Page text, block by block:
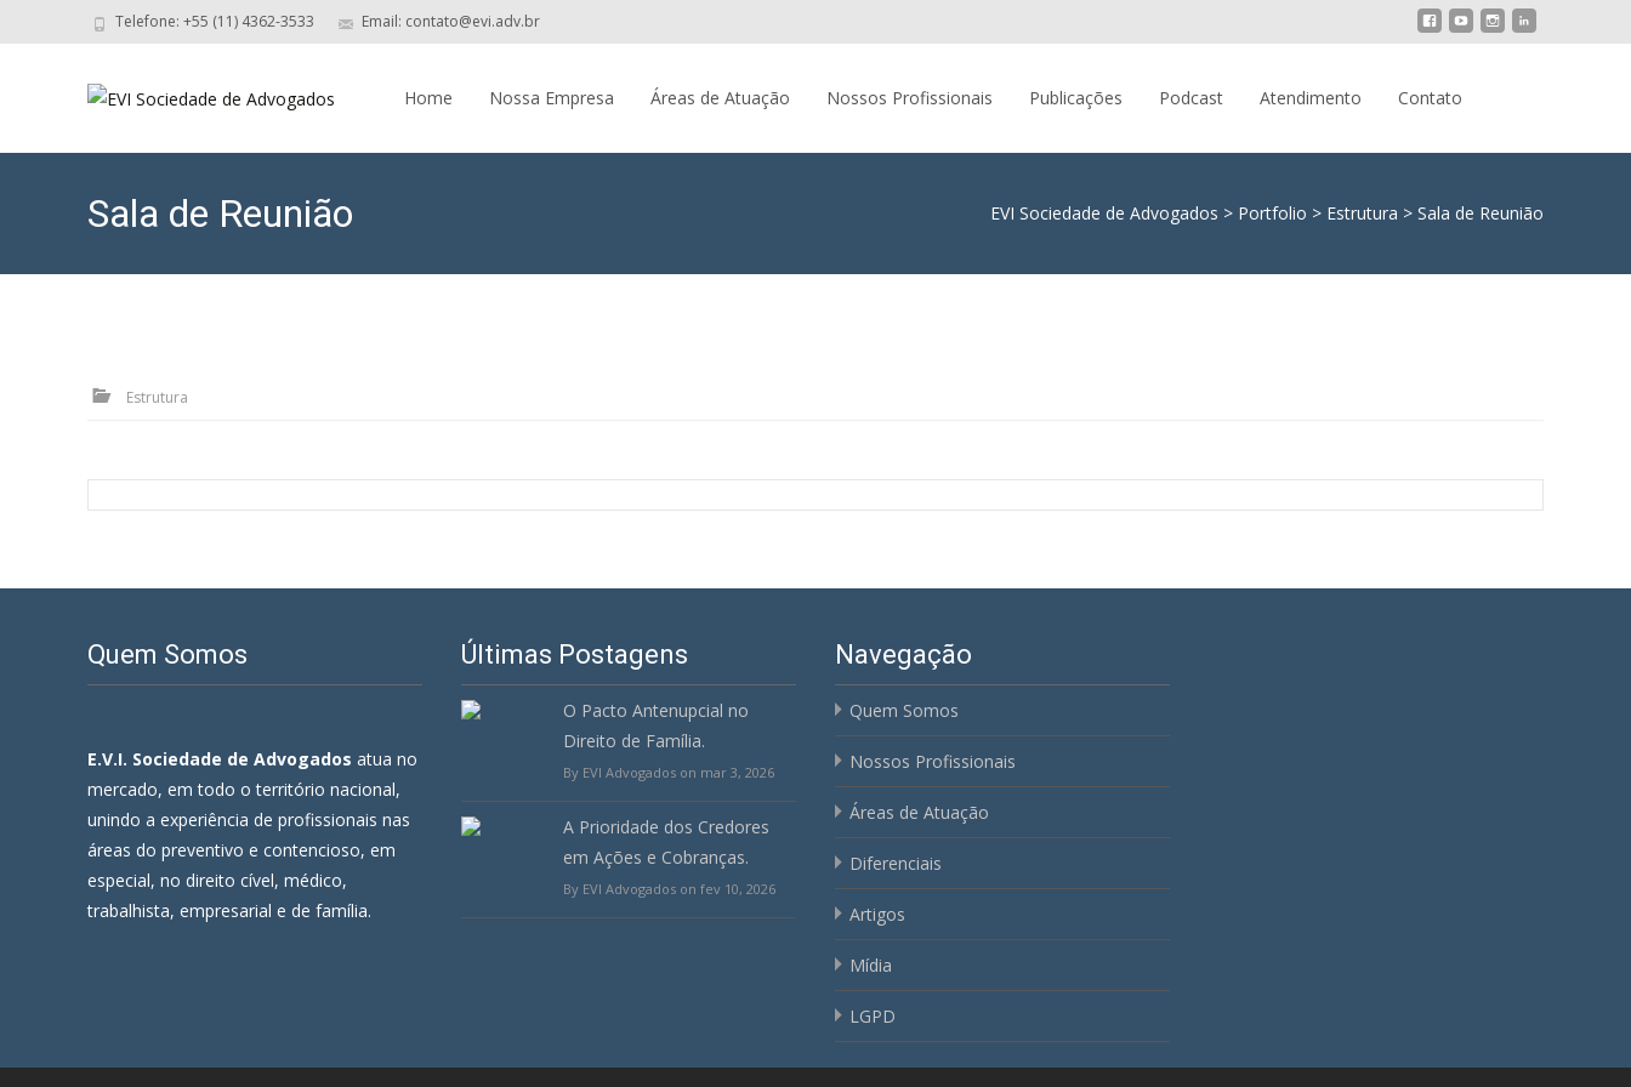
Telefone: +55 (11) 4362-3533 Email: contato@evi.adv.br
Home Nossa Empresa Áreas de Atuação Nossos Profissionais Publicações Podcast Atendimento Contato
Sala de Reunião EVI Sociedade de Advogados > Portfolio > Estrutura > Sala de Reunião
Estrutura
Quem Somos
E.V.I. Sociedade de Advogados atua no
mercado, em todo o território nacional,
unindo a experiência de profissionais nas
áreas do preventivo e contencioso, em
especial, no direito cível, médico,
trabalhista, empresarial e de família.
Últimas Postagens
O Pacto Antenupcial no
Direito de Família.
By EVI Advogados on mar 3, 2026
A Prioridade dos Credores
em Ações e Cobranças.
By EVI Advogados on fev 10, 2026
Navegação
Quem Somos
Nossos Profissionais
Áreas de Atuação
Diferenciais
Artigos
Mídia
LGPD